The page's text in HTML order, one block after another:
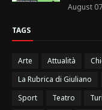
August
TAGS
Arte Attualità
La Rubrica di Giuliano
Sport
Teatro